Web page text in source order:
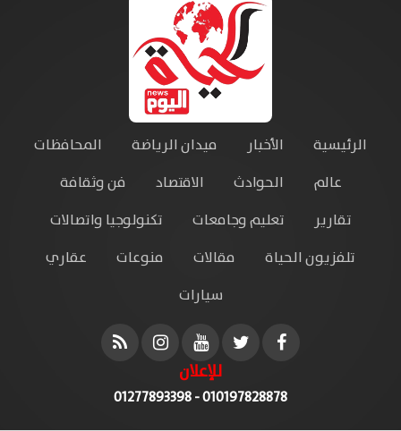
الرئيسية الأخبار ميدان الرياضة
المحافظات
عالم
الحوادث الاقتصاد
فن وثقافة
تقارير
تعليم وجامعات
تكنولوجيا واتصالات
تلفزيون الحياة
مقالات منوعات
عقاري
سيارات
للإعلان
010197828878 - 01277893398